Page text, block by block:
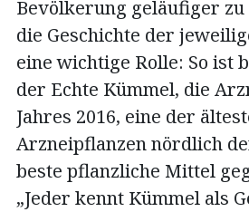
Bevölkerung geläufiger zu
die Geschichte der
eine wichtige Rolle: So ist
der Echte Kümmel, die
Jahres 2016, eine der
Arzneipflanzen nördlich
beste pflanzliche Mittel
„Jeder kennt Kümmel als